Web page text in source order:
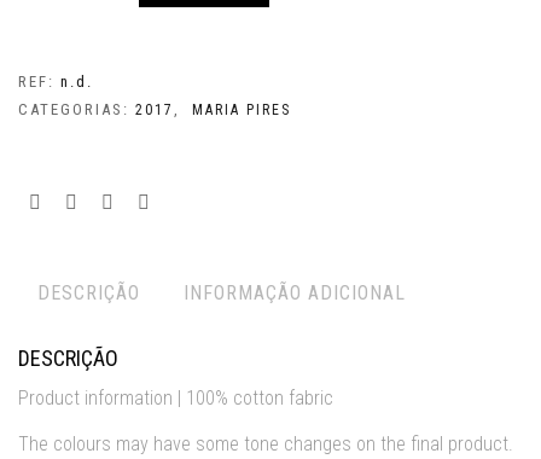
REF: n.d.
CATEGORIAS: 2017 , MARIA PIRES
DESCRIÇÃO INFORMAÇÃO ADICIONAL
DESCRIÇÃO
Product information | 100% cotton fabric
The colours may have some tone changes on the final product.